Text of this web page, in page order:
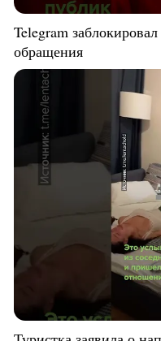
Telegram
обращения